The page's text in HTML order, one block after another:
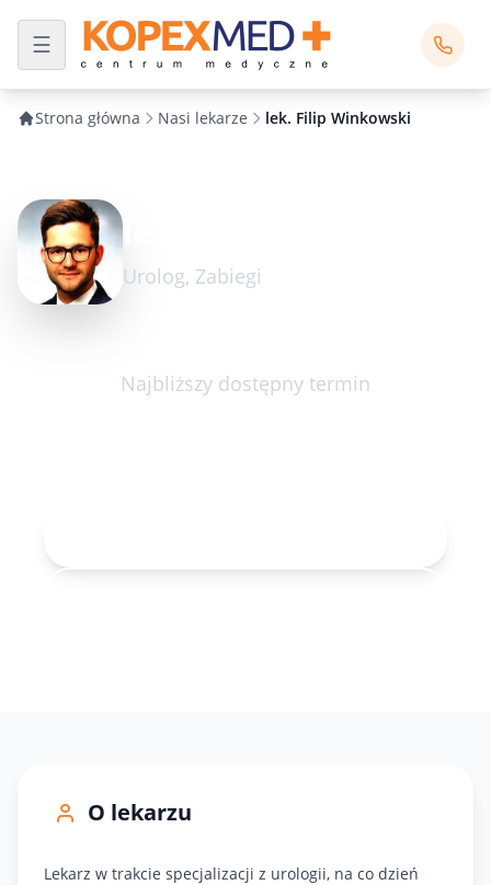
Strona główna Nasi lekarze lek. Filip Winkowski
Urolog, Zabiegi
Najbliższy dostępny termin
O lekarzu
Lekarz w trakcie specjalizacji z urologii, na co dzień